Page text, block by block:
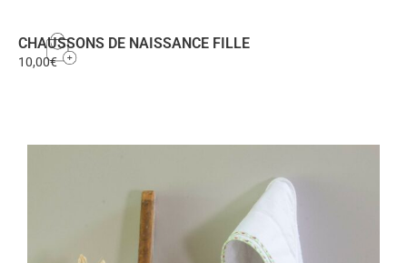
CHAUSSONS DE NAISSANCE FILLE
10,00€